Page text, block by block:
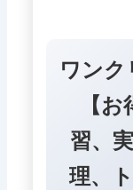
ワンク
【
習、
理、